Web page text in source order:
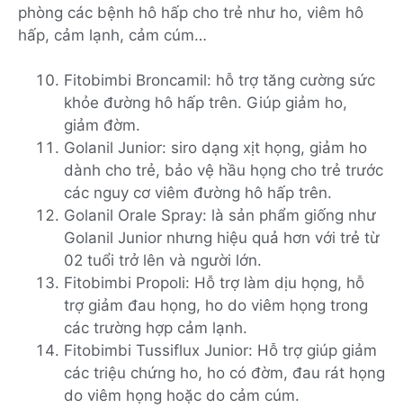
phòng các bệnh hô hấp cho trẻ như ho, viêm hô
hấp, cảm lạnh, cảm cúm…
Fitobimbi Broncamil: hỗ trợ tăng cường sức
khỏe đường hô hấp trên. Giúp giảm ho,
giảm đờm.
Golanil Junior: siro dạng xịt họng, giảm ho
dành cho trẻ, bảo vệ hầu họng cho trẻ trước
các nguy cơ viêm đường hô hấp trên.
Golanil Orale Spray: là sản phẩm giống như
Golanil Junior nhưng hiệu quả hơn với trẻ từ
02 tuổi trở lên và người lớn.
Fitobimbi Propoli: Hỗ trợ làm dịu họng, hỗ
trợ giảm đau họng, ho do viêm họng trong
các trường hợp cảm lạnh.
Fitobimbi Tussiflux Junior: Hỗ trợ giúp giảm
các triệu chứng ho, ho có đờm, đau rát họng
do viêm họng hoặc do cảm cúm.